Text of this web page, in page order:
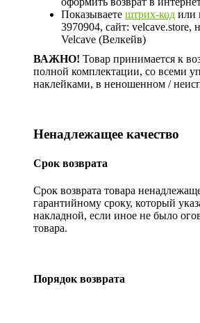
Показываете штрих-код или
3970904, сайт: velcave.store,
Velcave (Велкейв)
ВАЖНО! Товар принимается к
полной комплектации, со всеми
наклейками, в неношенном /
Ненадлежащее качество
Срок возврата
Срок возврата товара
гарантийному сроку, который
накладной, если иное не было
товара.
Порядок возврата